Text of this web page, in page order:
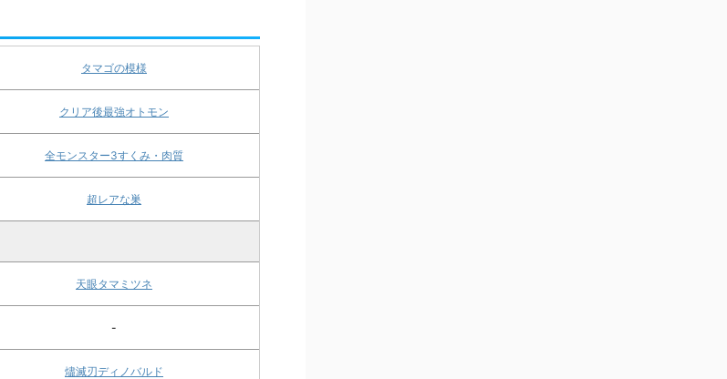
タマゴの模様
クリア後最強オトモン
全モンスター3すくみ・肉質
超レアな巣
天眼タマミツネ
-
燼滅刃ディノバルド